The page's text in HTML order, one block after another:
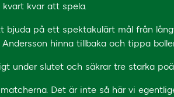
kvar att spela.
bjuda på ett spektakulärt mål från
hinna tillbaka och tippa
under slutet och säkrar tre starka
Det är inte så här vi